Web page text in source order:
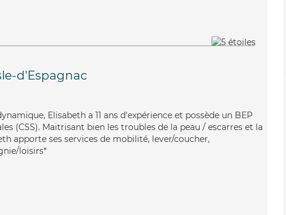
d'Espagnac
Elisabeth a 11 ans d'expérience et possède un BEP
(CSS). Maitrisant bien les troubles de la peau / escarres et la
apporte ses services de mobilité, lever/coucher,
loisirs*